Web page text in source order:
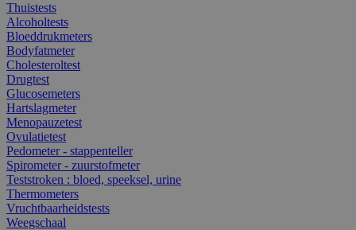
Thuistests
Alcoholtests
Bloeddrukmeters
Bodyfatmeter
Cholesteroltest
Drugtest
Glucosemeters
Hartslagmeter
Menopauzetest
Ovulatietest
Pedometer - stappenteller
Spirometer - zuurstofmeter
Teststroken : bloed, speeksel, urine
Thermometers
Vruchtbaarheidstests
Weegschaal